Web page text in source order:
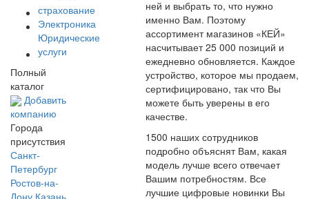
страхование
Электроника
Юридические
услуги
Полный
каталог
Добавить
компанию
Города
присутствия
Санкт-
Петербург
Ростов-на-
ней и выбрать то, что нужно
именно Вам. Поэтому
ассортимент магазинов «КЕЙ»
насчитывает 25 000 позиций и
ежедневно обновляется. Каждое
устройство, которое мы продаем,
сертифицировано, так что Вы
можете быть уверены в его
качестве.
1500 наших сотрудников
подробно объяснят Вам, какая
модель лучше всего отвечает
Вашим потребностям. Все
лучшие цифровые новинки Вы